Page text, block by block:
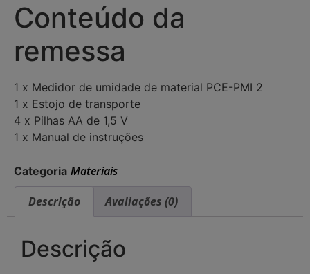
Conteúdo da
remessa
1 x Medidor de umidade de material PCE-PMI 2
1 x Estojo de transporte
4 x Pilhas AA de 1,5 V
1 x Manual de instruções
Categoria Materiais
Descrição
Avaliações (0)
Descrição